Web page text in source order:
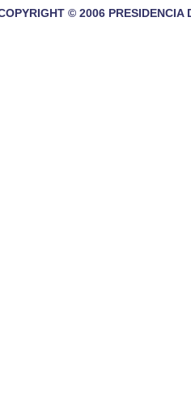
© 2006 PRESIDENCIA